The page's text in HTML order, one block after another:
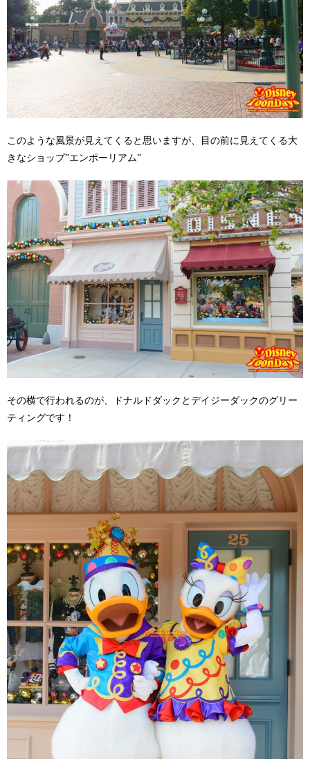
このような風景が見えてくると思いますが、目の前に見えてくる大
きなショップ”エンポーリアム”
その横で行われるのが、ドナルドダックとデイジーダックのグリー
ティングです！